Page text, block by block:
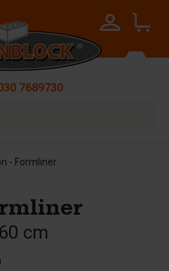
7689730
- Formliner
cm